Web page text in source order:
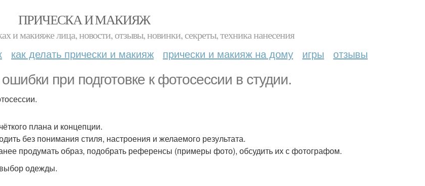
ПРИЧЕСКА И МАКИЯЖ
и макияже лица, новости, отзывы, новинки, секреты, техника нанесения
как делать прически и макияж прически и макияж на дому игры отзывы
при подготовке к фотосессии в студии.
плана и концепции.
без понимания стиля, настроения и желаемого результата.
продумать образ, подобрать референсы (примеры фото), обсудить их с фотографом.
одежды.